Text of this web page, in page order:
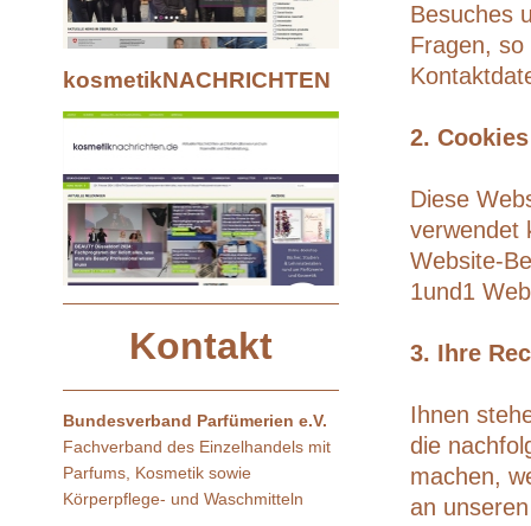
Besuches
Fragen,
2. Cookies
Diese
verwendet
Website-
1und1
3. Ihre
Ihnen
die
machen,
an
kosmetikNACHRICHTEN
Kontakt
Bundesverband Parfümerien e.V.
Fachverband des Einzelhandels mit
Parfums, Kosmetik sowie
Körperpflege- und Waschmitteln